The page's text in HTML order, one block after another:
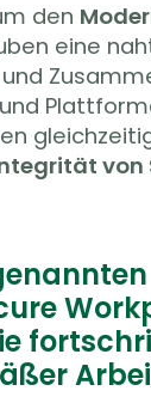
den
eine
von